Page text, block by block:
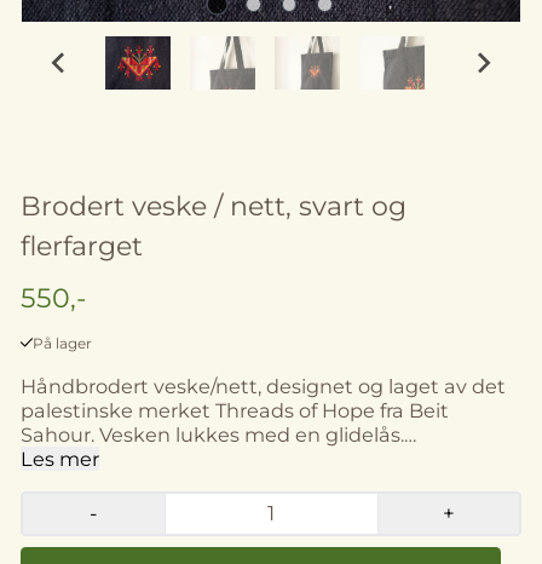
Brodert veske / nett, svart og
flerfarget
550,-
På lager
Håndbrodert veske/nett, designet og laget av det
palestinske merket Threads of Hope fra Beit
Sahour. Vesken lukkes med en glidelås.
Størrelse: ca. 32 x 35,5 cm Håndlaget og sydd i Beit
størrelse og utforming kan variere noe fra bildene.
Les mer
- +